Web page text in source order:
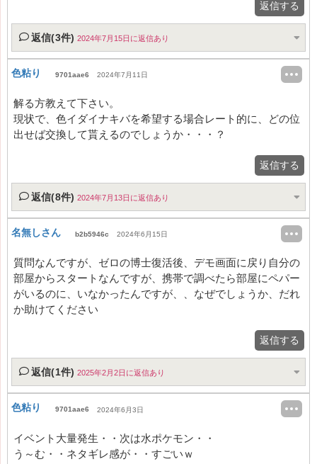
返信する
返信(3件) 2024年7月15日に返信あり
色粘り 9701aae6 2024年7月11日
解る方教えて下さい。
現状で、色イダイナキバを希望する場合レート的に、どの位
出せば交換して貰えるのでしょうか・・・？
返信する
返信(8件) 2024年7月13日に返信あり
名無しさん b2b5946c 2024年6月15日
質問なんですが、ゼロの博士復活後、デモ画面に戻り自分の
部屋からスタートなんですが、携帯で調べたら部屋にペパー
がいるのに、いなかったんですが、、なぜでしょうか、だれ
か助けてください
返信する
返信(1件) 2025年2月2日に返信あり
色粘り 9701aae6 2024年6月3日
イベント大量発生・・次は水ポケモン・・
う～む・・ネタギレ感が・・すごいｗ